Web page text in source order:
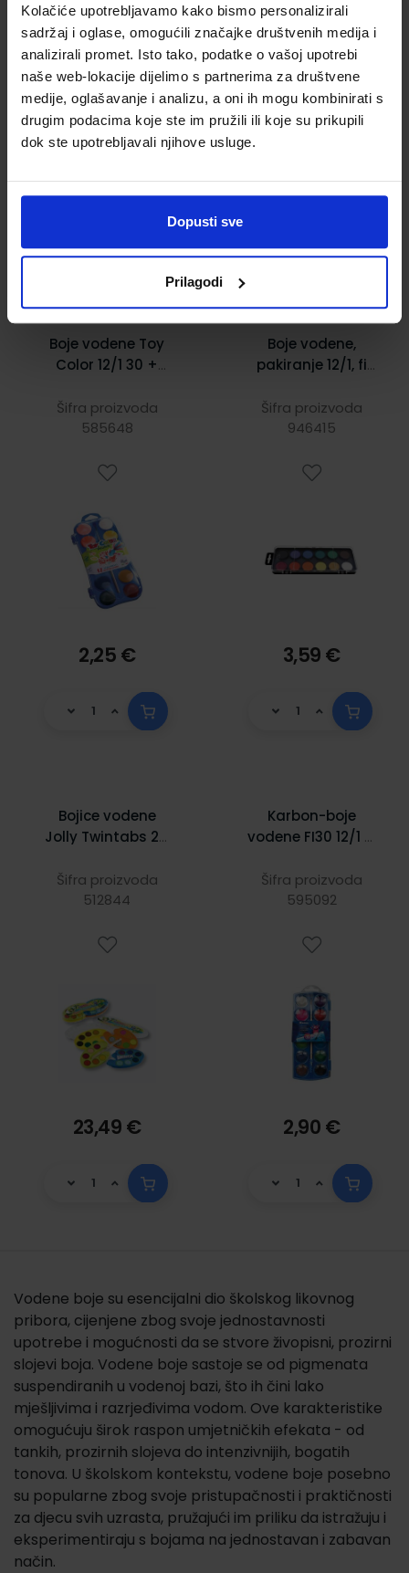
Kolačiće upotrebljavamo kako bismo personalizirali
sadržaj i oglase, omogućili značajke društvenih medija i
analizirali promet. Isto tako, podatke o vašoj upotrebi
naše web-lokacije dijelimo s partnerima za društvene
medije, oglašavanje i analizu, a oni ih mogu kombinirati s
drugim podacima koje ste im pružili ili koje su prikupili
dok ste upotrebljavali njihove usluge.
Dopusti sve
Prilagodi
6,50 € 4,00 €
Boje vodene Toy
Color 12/1 30 +
Šifra proizvoda
585648
2,25 €
Boje vodene,
pakiranje 12/1, fi
kutija,
017251100000
Šifra proizvoda
946415
3,59 €
Bojice vodene
Jolly Twintabs 24
PVC kutiji J9335-
0006
Šifra proizvoda
512844
23,49 €
Karbon-boje
vodene FI30 12/1 +
Šifra proizvoda
595092
2,90 €
Vodene boje su esencijalni dio školskog likovnog
pribora, cijenjene zbog svoje jednostavnosti
upotrebe i mogućnosti da se stvore živopisni, prozirni
slojevi boja. Vodene boje sastoje se od pigmenata
suspendiranih u vodenoj bazi, što ih čini lako
mješljivima i razrjeđivima vodom. Ove karakteristike
omogućuju širok raspon umjetničkih efekata - od
tankih, prozirnih slojeva do intenzivnijih, bogatih
tonova. U školskom kontekstu, vodene boje posebno
su popularne zbog svoje pristupačnosti i praktičnosti
za djecu svih uzrasta, pružajući im priliku da istražuju i
eksperimentiraju s bojama na jednostavan i zabavan
način.